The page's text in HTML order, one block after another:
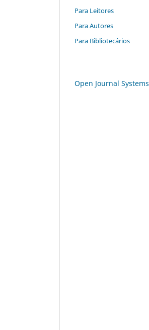
Para Leitores
Para Autores
Para Bibliotecários
Open Journal Systems